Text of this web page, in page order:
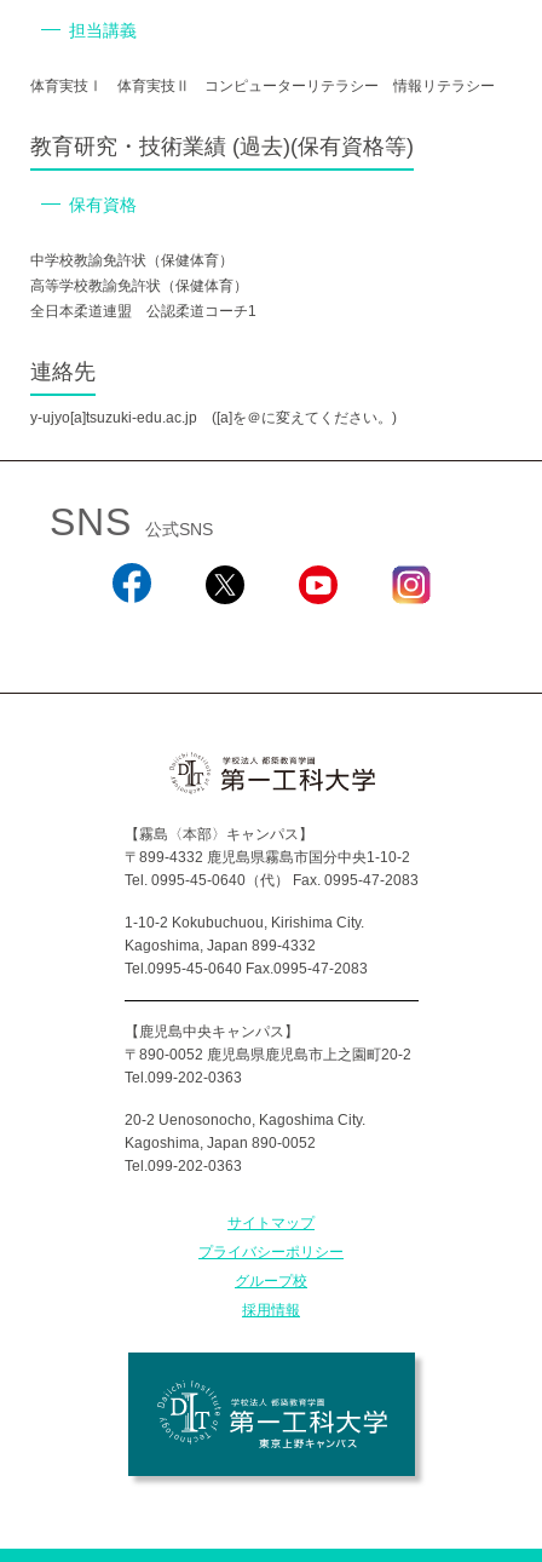
担当講義
体育実技Ⅰ 体育実技Ⅱ コンピューターリテラシー 情報リテラシー
教育研究・技術業績 (過去)(保有資格等)
保有資格
中学校教諭免許状（保健体育）
高等学校教諭免許状（保健体育）
全日本柔道連盟 公認柔道コーチ1
連絡先
y-ujyo[a]tsuzuki-edu.ac.jp ([a]を＠に変えてください。)
SNS 公式SNS
【霧島〈本部〉キャンパス】
〒899-4332 鹿児島県霧島市国分中央1-10-2
Tel. 0995-45-0640（代）
Fax. 0995-47-2083
1-10-2 Kokubuchuou, Kirishima City.
Kagoshima, Japan 899-4332
Tel.0995-45-0640 Fax.0995-47-2083
【鹿児島中央キャンパス】
〒890-0052 鹿児島県鹿児島市上之園町20-2
Tel.099-202-0363
20-2 Uenosonocho, Kagoshima City.
Kagoshima, Japan 890-0052
Tel.099-202-0363
サイトマップ
プライバシーポリシー
グループ校
採用情報